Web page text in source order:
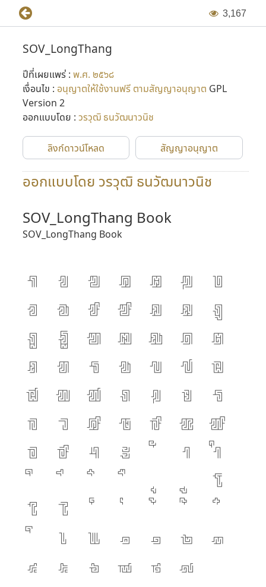
3,167
SOV_LongThang
ปีที่เผยแพร่ : พ.ศ. ๒๕๖๘
เงื่อนไข : อนุญาตให้ใช้งานฟรี ตามสัญญาอนุญาต GPL
Version 2
ออกแบบโดย : วรวุฒิ ธนวัฒนาวนิช
ลิงก์ดาวน์โหลด สัญญาอนุญาต
ออกแบบโดย วรวุฒิ ธนวัฒนาวนิช
SOV_LongThang Book
SOV_LongThang Book
ก ข ฃ ค ฅ ฆ ง
จ ฉ ช ซ ฌ ญ ฎ
ฏ ฐ ฑ ฒ ณ ด ต
ถ ท ธ น บ ป ผ
ฝ พ ฟ ภ ม ย ร
ล ว ศ ษ ส ห ฬ
อ ฮ ฯ ะ า ำ
โ
ใ ไ
เ แ ๐ ๑ ๒ ๓
๔ ๕ ๖ ๗ ๘ ๙